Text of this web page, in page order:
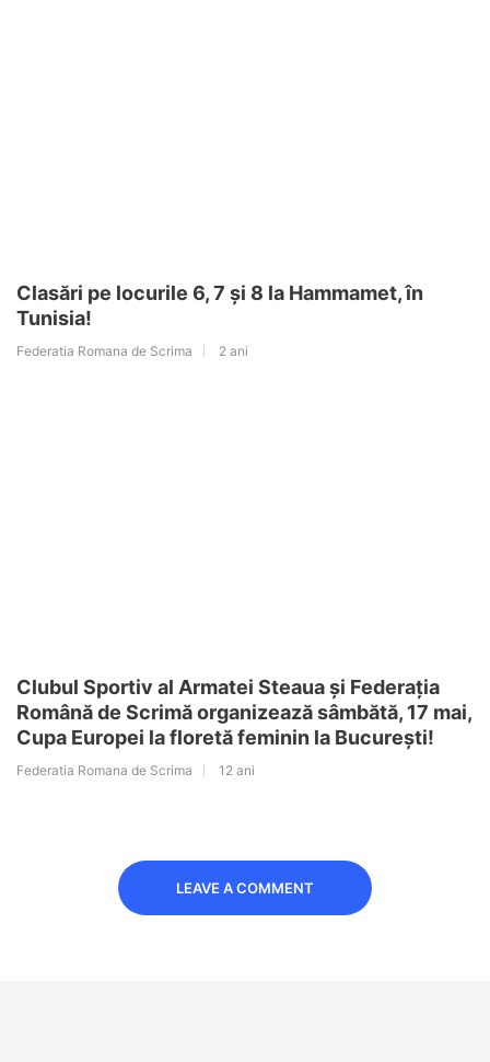
Clasări pe locurile 6, 7 și 8 la Hammamet, în
Tunisia!
Federatia Romana de Scrima 2 ani
Clubul Sportiv al Armatei Steaua și Federația
Română de Scrimă organizează sâmbătă, 17 mai,
Cupa Europei la floretă feminin la București!
Federatia Romana de Scrima 12 ani
LEAVE A COMMENT